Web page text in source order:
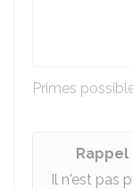
Primes
Rappel
Il n'est pas